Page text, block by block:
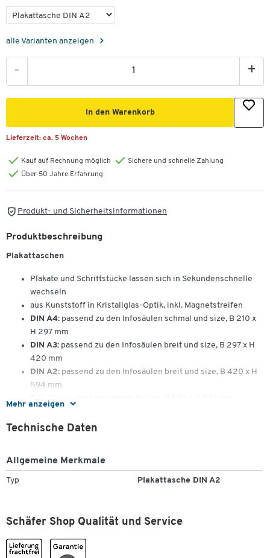
alle Varianten anzeigen
- +
In den Warenkorb
Lieferzeit: ca. 5 Wochen
Kauf auf Rechnung möglich
Sichere und schnelle Zahlung
Über 50 Jahre Erfahrung
Produkt- und Sicherheitsinformationen
Mehr anzeigen
Produktbeschreibung
Plakattaschen
Plakate und Schriftstücke lassen sich in Sekundenschnelle
wechseln
aus Kunststoff in Kristallglas-Optik, inkl. Magnetstreifen
DIN A4: passend zu den Infosäulen schmal und size, B 210 x
H 297 mm
DIN A3: passend zu den Infosäulen breit und size, B 297 x H
420 mm
DIN A2: passend zu den Infosäulen breit und size, B 420 x H
594 mm
DIN A1:
Technische Daten
Allgemeine Merkmale
Typ Plakattasche DIN A2
Schäfer Shop Qualität und Service